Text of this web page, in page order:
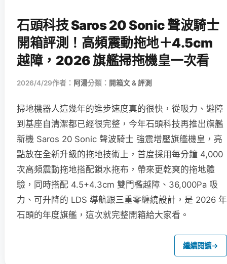
石頭科技 Saros 20 Sonic 聲波騎士
開箱評測！高頻震動拖地＋4.5cm
越障，2026 旗艦掃拖機皇一次看
2026/4/29作者： 阿湯分類： 開箱文 & 評測
掃地機器人這幾年的進步速度真的很快，從吸力、避障
到基座自清潔都已經很完整，今年石頭科技再推出旗艦
新機 Saros 20 Sonic 聲波騎士 強震增壓旗艦機皇，亮
點放在全新升級的拖地技術上，首度採用每分鐘 4,000
次高頻震動拖地搭配鎖水拖布，帶來更乾爽的拖地體
驗，同時搭配 4.5+4.3cm 雙門檻越障、36,000Pa 吸
力、可升降的 LDS 導航跟三重零纏繞設計，是 2026 年
石頭的年度旗艦，這次就完整開箱給大家看。
繼續閱讀→